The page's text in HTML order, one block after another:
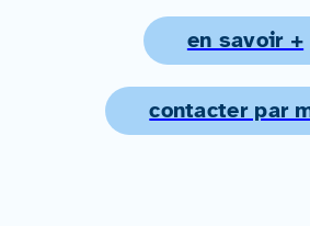
en savoir +
contacter par